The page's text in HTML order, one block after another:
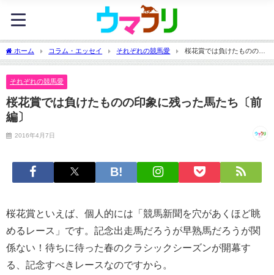
ホーム コラム・エッセイ それぞれの競馬愛
桜花賞では負けたものの印
象に残った馬たち〔前編〕
それぞれの競馬愛
桜花賞では負けたものの印象に残った馬たち〔前
編〕
2016年4月7日
桜花賞といえば、個人的には「競馬新聞を穴があくほど眺
めるレース」です。記念出走馬だろうが早熟馬だろうが関
係ない！待ちに待った春のクラシックシーズンが開幕す
る、記念すべきレースなのですから。